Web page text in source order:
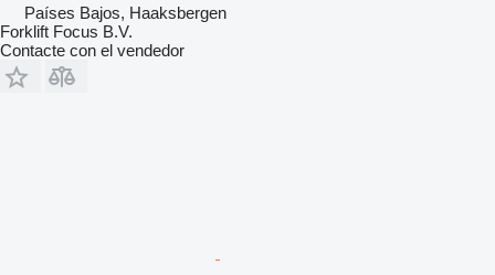
Países Bajos, Haaksbergen
Forklift Focus B.V.
Contacte con el vendedor